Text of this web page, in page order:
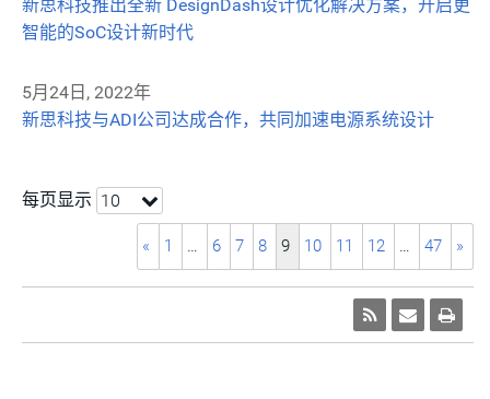
新思科技推出全新 DesignDash设计优化解决方案，开启更
智能的SoC设计新时代
5月24日, 2022年
新思科技与ADI公司达成合作，共同加速电源系统设计
每页显示 10
« 1 … 6 7 8 9 10 11 12 … 47 »